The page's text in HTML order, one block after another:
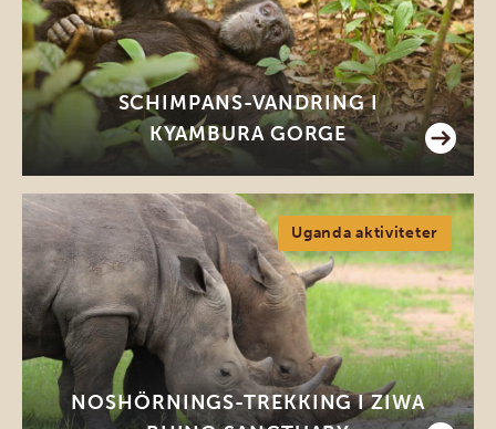
SCHIMPANS-VANDRING I
KYAMBURA GORGE
Uganda aktiviteter
NOSHÖRNINGS-TREKKING I ZIWA